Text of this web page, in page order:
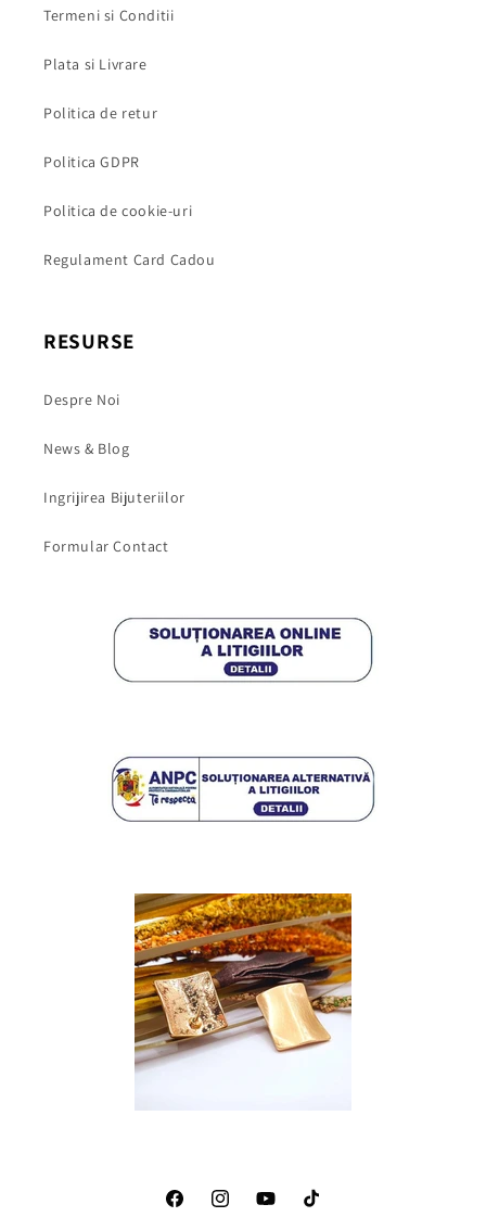
Termeni si Conditii
Plata si Livrare
Politica de retur
Politica GDPR
Politica de cookie-uri
Regulament Card Cadou
RESURSE
Despre Noi
News & Blog
Ingrijirea Bijuteriilor
Formular Contact
FacebookInstagramYouTubeTikTok